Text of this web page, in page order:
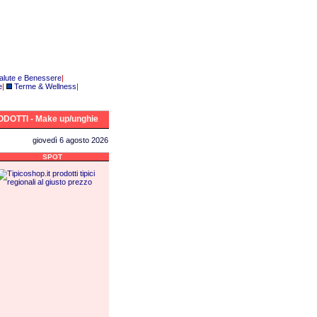
e Benessere|
| Terme & Wellness|
- Make up/unghie
giovedì 6 agosto 2026
SPOT